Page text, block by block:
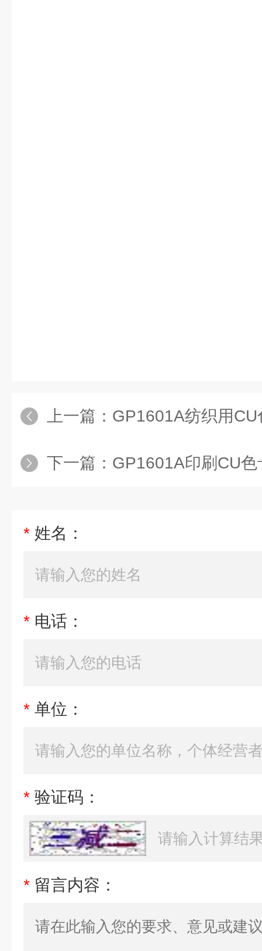
上一篇： GP1601A纺织用CU
下一篇： GP1601A印刷CU色
* 姓名：
* 电话：
* 单位：
* 验证码：
* 留言内容：